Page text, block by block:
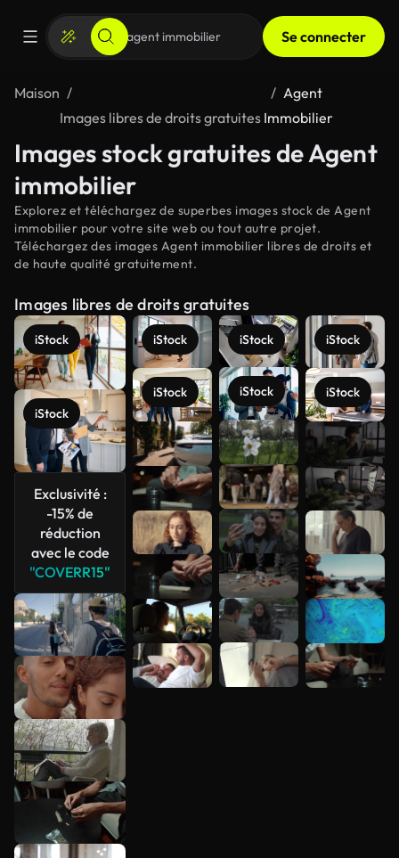
Se connecter
Maison
Images libres de droits gratuites
Agent
Immobilier
Images stock gratuites de Agent
immobilier
Explorez et téléchargez de superbes images stock de Agent
immobilier pour votre site web ou tout autre projet.
Téléchargez des images Agent immobilier libres de droits et
de haute qualité gratuitement.
Images libres de droits gratuites
iStock
iStock
Exclusivité :
-15% de
réduction
avec le code
"COVERR15"
iStock
iStock
iStock
iStock
iStock
iStock
Voir plus